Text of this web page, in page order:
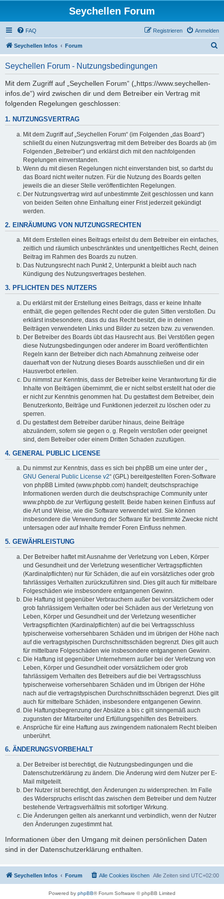
Seychellen Forum
FAQ Anmelden
Registrieren
Seychellen Infos Forum
Seychellen Forum - Nutzungsbedingungen
Mit dem Zugriff auf „Seychellen Forum“ („https://www.seychellen-
infos.de“) wird zwischen dir und dem Betreiber ein Vertrag mit
folgenden Regelungen geschlossen:
1. NUTZUNGSVERTRAG
Mit dem Zugriff auf „Seychellen Forum“ (im Folgenden „das Board“)
schließt du einen Nutzungsvertrag mit dem Betreiber des Boards ab (im
Folgenden „Betreiber“) und erklärst dich mit den nachfolgenden
Regelungen einverstanden.
Wenn du mit diesen Regelungen nicht einverstanden bist, so darfst du
das Board nicht weiter nutzen. Für die Nutzung des Boards gelten
jeweils die an dieser Stelle veröffentlichten Regelungen.
Der Nutzungsvertrag wird auf unbestimmte Zeit geschlossen und kann
von beiden Seiten ohne Einhaltung einer Frist jederzeit gekündigt
werden.
2. EINRÄUMUNG VON NUTZUNGSRECHTEN
Mit dem Erstellen eines Beitrags erteilst du dem Betreiber ein einfaches,
zeitlich und räumlich unbeschränktes und unentgeltliches Recht, deinen
Beitrag im Rahmen des Boards zu nutzen.
Das Nutzungsrecht nach Punkt 2, Unterpunkt a bleibt auch nach
Kündigung des Nutzungsvertrages bestehen.
3. PFLICHTEN DES NUTZERS
Du erklärst mit der Erstellung eines Beitrags, dass er keine Inhalte
enthält, die gegen geltendes Recht oder die guten Sitten verstoßen. Du
erklärst insbesondere, dass du das Recht besitzt, die in deinen
Beiträgen verwendeten Links und Bilder zu setzen bzw. zu verwenden.
Der Betreiber des Boards übt das Hausrecht aus. Bei Verstößen gegen
diese Nutzungsbedingungen oder anderer im Board veröffentlichten
Regeln kann der Betreiber dich nach Abmahnung zeitweise oder
dauerhaft von der Nutzung dieses Boards ausschließen und dir ein
Hausverbot erteilen.
Du nimmst zur Kenntnis, dass der Betreiber keine Verantwortung für die
Inhalte von Beiträgen übernimmt, die er nicht selbst erstellt hat oder die
er nicht zur Kenntnis genommen hat. Du gestattest dem Betreiber, dein
Benutzerkonto, Beiträge und Funktionen jederzeit zu löschen oder zu
sperren.
Du gestattest dem Betreiber darüber hinaus, deine Beiträge
abzuändern, sofern sie gegen o. g. Regeln verstoßen oder geeignet
sind, dem Betreiber oder einem Dritten Schaden zuzufügen.
4. GENERAL PUBLIC LICENSE
Du nimmst zur Kenntnis, dass es sich bei phpBB um eine unter der „
GNU General Public License v2“ (GPL) bereitgestellten Foren-Software
von phpBB Limited (www.phpbb.com) handelt; deutschsprachige
Informationen werden durch die deutschsprachige Community unter
www.phpbb.de zur Verfügung gestellt. Beide haben keinen Einfluss auf
die Art und Weise, wie die Software verwendet wird. Sie können
insbesondere die Verwendung der Software für bestimmte Zwecke nicht
untersagen oder auf Inhalte fremder Foren Einfluss nehmen.
5. GEWÄHRLEISTUNG
Der Betreiber haftet mit Ausnahme der Verletzung von Leben, Körper
und Gesundheit und der Verletzung wesentlicher Vertragspflichten
(Kardinalpflichten) nur für Schäden, die auf ein vorsätzliches oder grob
fahrlässiges Verhalten zurückzuführen sind. Dies gilt auch für mittelbare
Folgeschäden wie insbesondere entgangenen Gewinn.
Die Haftung ist gegenüber Verbrauchern außer bei vorsätzlichem oder
grob fahrlässigem Verhalten oder bei Schäden aus der Verletzung von
Leben, Körper und Gesundheit und der Verletzung wesentlicher
Vertragspflichten (Kardinalpflichten) auf die bei Vertragsschluss
typischerweise vorhersehbaren Schäden und im übrigen der Höhe nach
auf die vertragstypischen Durchschnittsschäden begrenzt. Dies gilt auch
für mittelbare Folgeschäden wie insbesondere entgangenen Gewinn.
Die Haftung ist gegenüber Unternehmern außer bei der Verletzung von
Leben, Körper und Gesundheit oder vorsätzlichem oder grob
fahrlässigem Verhalten des Betreibers auf die bei Vertragsschluss
typischerweise vorhersehbaren Schäden und im Übrigen der Höhe
nach auf die vertragstypischen Durchschnittsschäden begrenzt. Dies gilt
auch für mittelbare Schäden, insbesondere entgangenen Gewinn.
Die Haftungsbegrenzung der Absätze a bis c gilt sinngemäß auch
zugunsten der Mitarbeiter und Erfüllungsgehilfen des Betreibers.
Ansprüche für eine Haftung aus zwingendem nationalem Recht bleiben
unberührt.
6. ÄNDERUNGSVORBEHALT
Der Betreiber ist berechtigt, die Nutzungsbedingungen und die
Datenschutzerklärung zu ändern. Die Änderung wird dem Nutzer per E-
Mail mitgeteilt.
Der Nutzer ist berechtigt, den Änderungen zu widersprechen. Im Falle
des Widerspruchs erlischt das zwischen dem Betreiber und dem Nutzer
bestehende Vertragsverhältnis mit sofortiger Wirkung.
Die Änderungen gelten als anerkannt und verbindlich, wenn der Nutzer
den Änderungen zugestimmt hat.
Informationen über den Umgang mit deinen persönlichen Daten
sind in der Datenschutzerklärung enthalten.
Seychellen Infos Forum Alle Zeiten sind UTC+02:00
Alle Cookies löschen
Powered by phpBB® Forum Software © phpBB Limited